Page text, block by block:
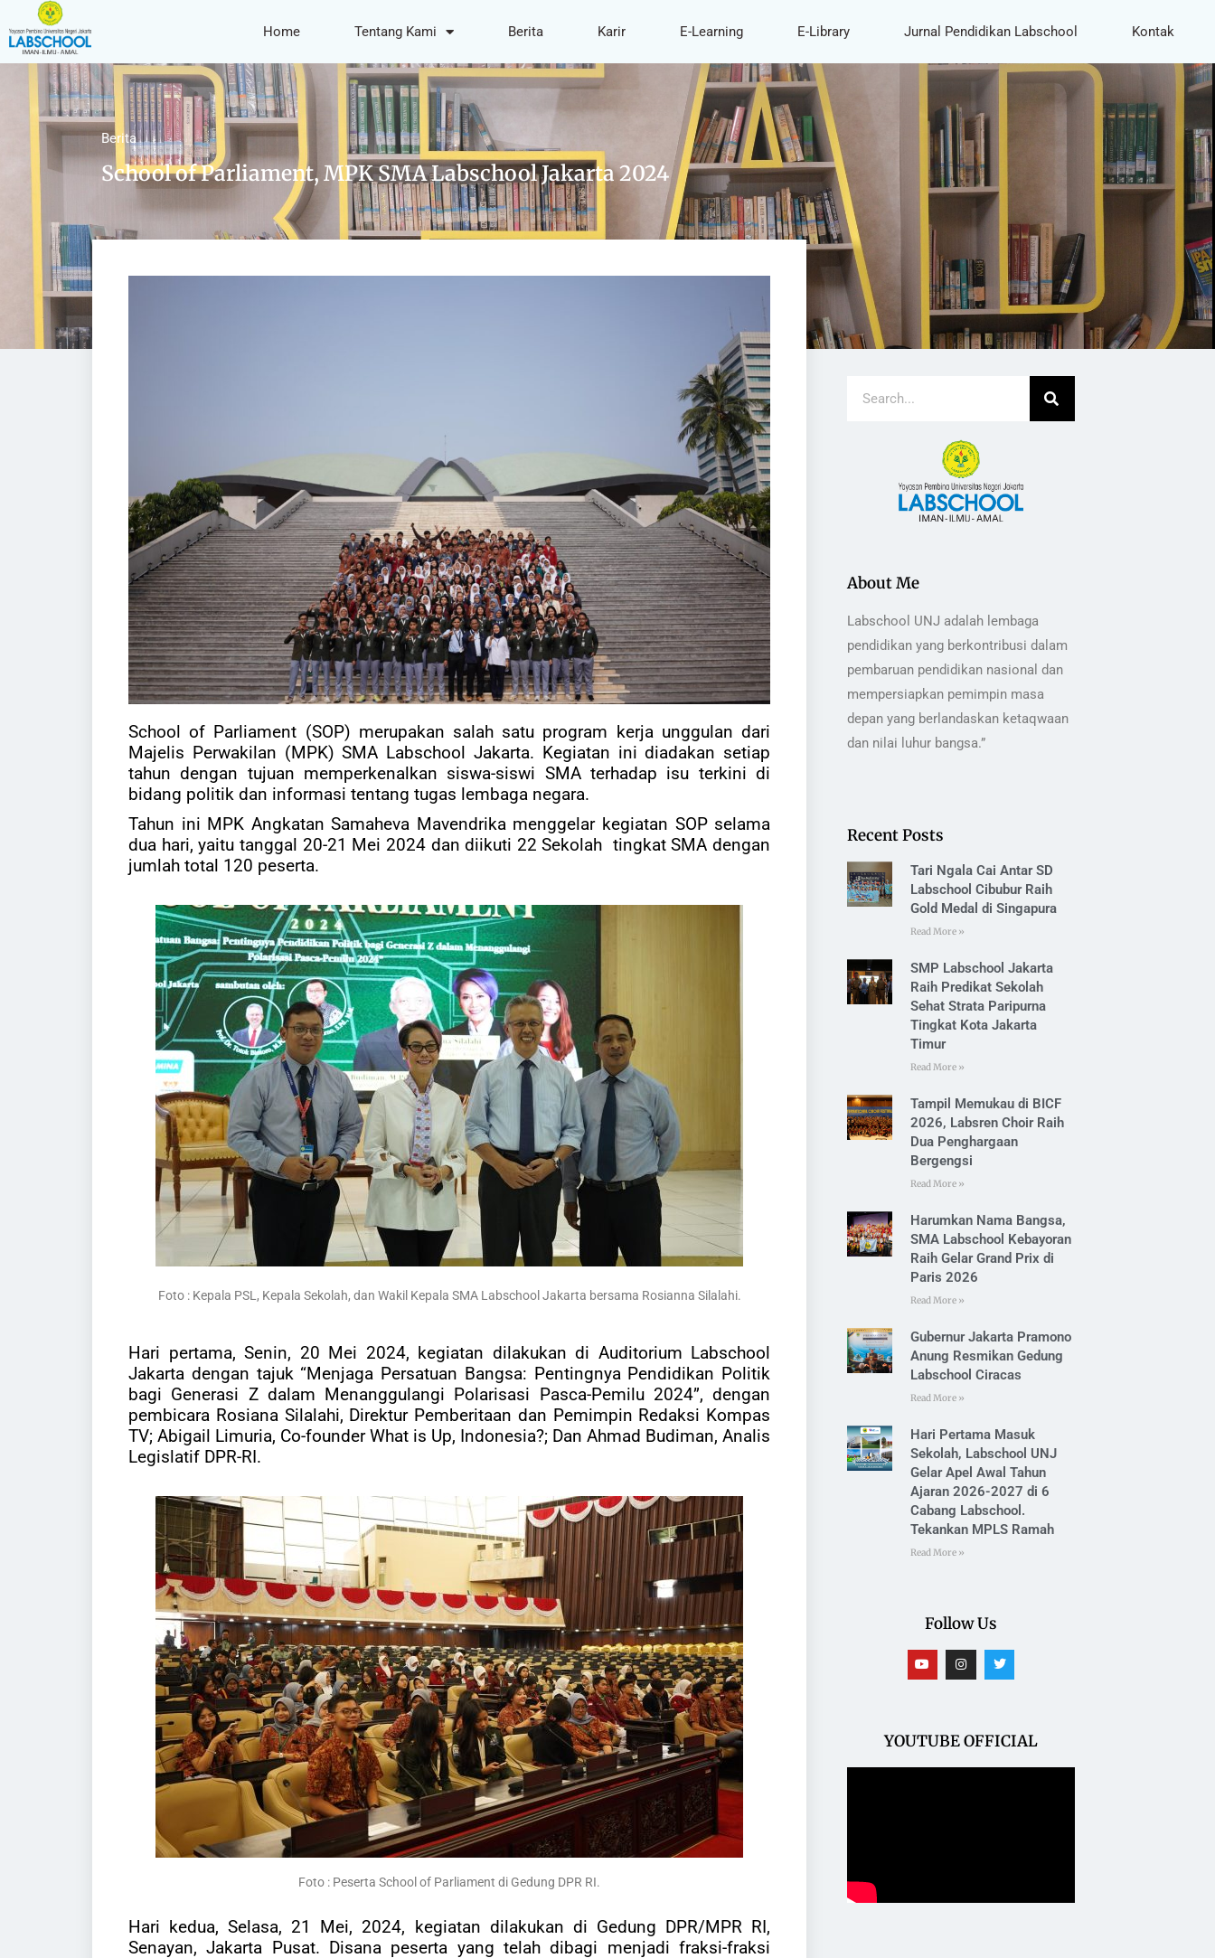
Home Tentang Kami Berita Karir E-Learning E-Library Jurnal Pendidikan Labschool Kontak
Berita
School of Parliament, MPK SMA Labschool Jakarta 2024
School of Parliament (SOP) merupakan salah satu program kerja unggulan dari
Majelis Perwakilan (MPK) SMA Labschool Jakarta. Kegiatan ini diadakan setiap
tahun dengan tujuan memperkenalkan siswa-siswi SMA terhadap isu terkini di
bidang politik dan informasi tentang tugas lembaga negara.
Tahun ini MPK Angkatan Samaheva Mavendrika menggelar kegiatan SOP selama
dua hari, yaitu tanggal 20-21 Mei 2024 dan diikuti 22 Sekolah tingkat SMA dengan
jumlah total 120 peserta.
Foto : Kepala PSL, Kepala Sekolah, dan Wakil Kepala SMA Labschool Jakarta bersama Rosianna Silalahi.
Hari pertama, Senin, 20 Mei 2024, kegiatan dilakukan di Auditorium Labschool
Jakarta dengan tajuk “Menjaga Persatuan Bangsa: Pentingnya Pendidikan Politik
bagi Generasi Z dalam Menanggulangi Polarisasi Pasca-Pemilu 2024”, dengan
pembicara Rosiana Silalahi, Direktur Pemberitaan dan Pemimpin Redaksi Kompas
TV; Abigail Limuria, Co-founder What is Up, Indonesia?; Dan Ahmad Budiman, Analis
Legislatif DPR-RI.
Foto : Peserta School of Parliament di Gedung DPR RI.
Hari kedua, Selasa, 21 Mei, 2024, kegiatan dilakukan di Gedung DPR/MPR RI,
Senayan, Jakarta Pusat. Disana peserta yang telah dibagi menjadi fraksi-fraksi
About Me
Labschool UNJ adalah lembaga
pendidikan yang berkontribusi dalam
pembaruan pendidikan nasional dan
mempersiapkan pemimpin masa
depan yang berlandaskan ketaqwaan
dan nilai luhur bangsa.”
Recent Posts
Tari Ngala Cai Antar SD
Labschool Cibubur Raih
Gold Medal di Singapura
Read More »
SMP Labschool Jakarta
Raih Predikat Sekolah
Sehat Strata Paripurna
Tingkat Kota Jakarta
Timur
Read More »
Tampil Memukau di BICF
2026, Labsren Choir Raih
Dua Penghargaan
Bergengsi
Read More »
Harumkan Nama Bangsa,
SMA Labschool Kebayoran
Raih Gelar Grand Prix di
Paris 2026
Read More »
Gubernur Jakarta Pramono
Anung Resmikan Gedung
Labschool Ciracas
Read More »
Hari Pertama Masuk
Sekolah, Labschool UNJ
Gelar Apel Awal Tahun
Ajaran 2026-2027 di 6
Cabang Labschool.
Tekankan MPLS Ramah
Read More »
Follow Us
YOUTUBE OFFICIAL